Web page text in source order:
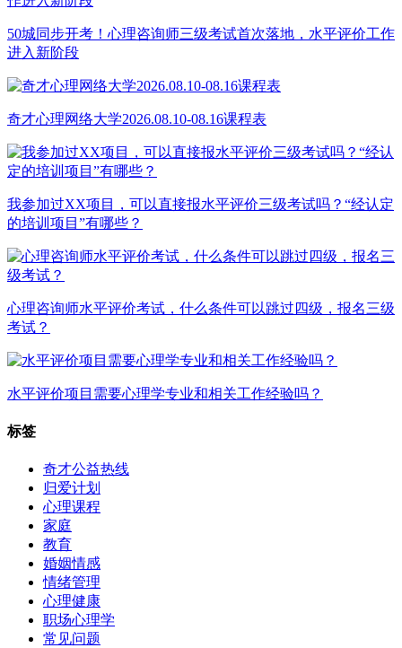
50城同步开考！心理咨询师三级考试首次落地，水平评价工作
进入新阶段
奇才心理网络大学2026.08.10-08.16课程表
我参加过XX项目，可以直接报水平评价三级考试吗？“经认定
的培训项目”有哪些？
心理咨询师水平评价考试，什么条件可以跳过四级，报名三级
考试？
水平评价项目需要心理学专业和相关工作经验吗？
标签
奇才公益热线
归爱计划
心理课程
家庭
教育
婚姻情感
情绪管理
心理健康
职场心理学
常见问题